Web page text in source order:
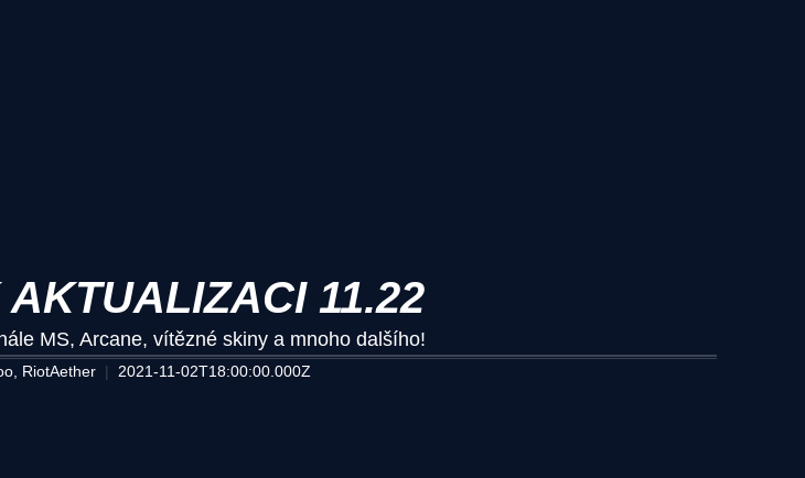
11.22
MS, Arcane, vítězné skiny a mnoho dalšího!
RiotAether 2021-11-02T18:00:00.000Z